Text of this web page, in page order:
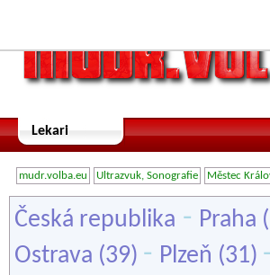
Lekari
mudr.volba.eu Ultrazvuk, Sonografie Městec
Česká republika - Praha
Ostrava (39) - Plzeň (31) -